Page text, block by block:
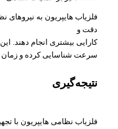
فلزیاب هایپریون به نیروهای
دقت و
کارایی بیشتری انجام دهند.
سرعت شناسایی کرده و
نتیجه‌گیری
فلزیاب نظامی هایپریون با